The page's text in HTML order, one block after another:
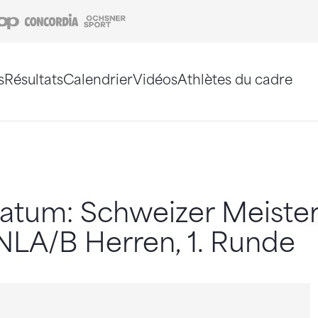
Coop Concordia
RésultatsCalendrierVidéosAthlètes du cadre
Schweizer
B Herren, 1. Runde